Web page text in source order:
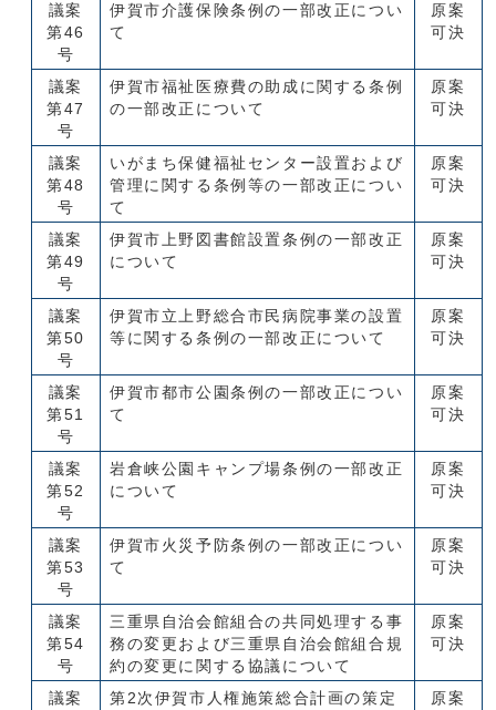
議案
第46
号
伊賀市介護保険条例の一部改正につい
て
原案
可決
議案
第47
号
伊賀市福祉医療費の助成に関する条例
の一部改正について
原案
可決
議案
第48
号
いがまち保健福祉センター設置および
管理に関する条例等の一部改正につい
て
原案
可決
議案
第49
号
伊賀市上野図書館設置条例の一部改正
について
原案
可決
議案
第50
号
伊賀市立上野総合市民病院事業の設置
等に関する条例の一部改正について
原案
可決
議案
第51
号
伊賀市都市公園条例の一部改正につい
て
原案
可決
議案
第52
号
岩倉峡公園キャンプ場条例の一部改正
について
原案
可決
議案
第53
号
伊賀市火災予防条例の一部改正につい
て
原案
可決
議案
第54
号
三重県自治会館組合の共同処理する事
務の変更および三重県自治会館組合規
約の変更に関する協議について
原案
可決
議案
第2次伊賀市人権施策総合計画の策定
原案